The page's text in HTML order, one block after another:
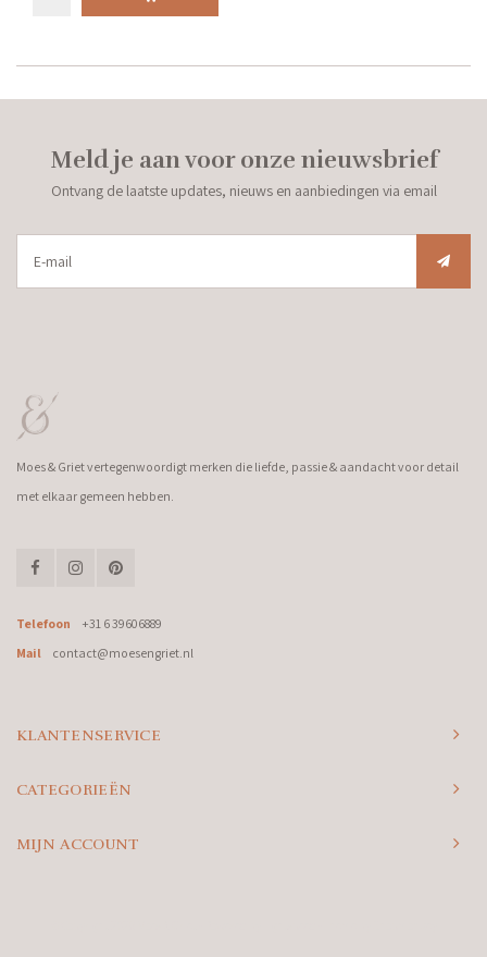
Meld je aan voor onze nieuwsbrief
Ontvang de laatste updates, nieuws en aanbiedingen via email
Moes & Griet vertegenwoordigt merken die liefde, passie & aandacht voor detail
met elkaar gemeen hebben.
Telefoon
+31 6 39606889
Mail
contact@moesengriet.nl
KLANTENSERVICE
CATEGORIEËN
MIJN ACCOUNT